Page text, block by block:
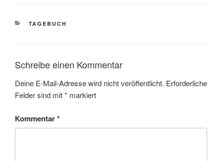
KATEGORIEN
TAGEBUCH
Schreibe einen Kommentar
Deine E-Mail-Adresse wird nicht veröffentlicht. Erforderliche
Felder sind mit* markiert
Kommentar*